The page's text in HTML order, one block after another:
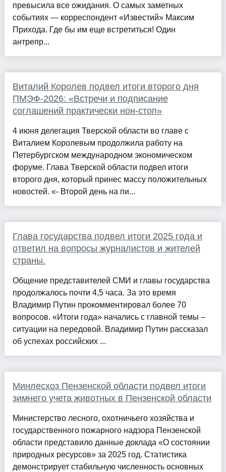
превысила все ожидания. О самых заметных
событиях — корреспондент «Известий» Максим
Прихода. Где бы им еще встретиться! Один
антрепр...
Виталий Королев подвел итоги второго дня
ПМЭФ-2026: «Встречи и подписание
соглашений практически нон-стоп»
4 июня делегация Тверской области во главе с
Виталием Королевым продолжила работу на
Петербургском международном экономическом
форуме. Глава Тверской области подвел итоги
второго дня, который принес массу положительных
новостей. «- Второй день на пи...
Глава государства подвел итоги 2025 года и
ответил на вопросы журналистов и жителей
страны.
Общение представителей СМИ и главы государства
продолжалось почти 4,5 часа. За это время
Владимир Путин прокомментировал более 70
вопросов. «Итоги года» начались с главной темы –
ситуации на передовой. Владимир Путин рассказал
об успехах российских ...
Минлесхоз Пензенской области подвел итоги
зимнего учета животных в Пензенской области
Министерство лесного, охотничьего хозяйства и
государственного пожарного надзора Пензенской
области представило данные доклада «О состоянии
природных ресурсов» за 2025 год. Статистика
демонстрирует стабильную численность основных